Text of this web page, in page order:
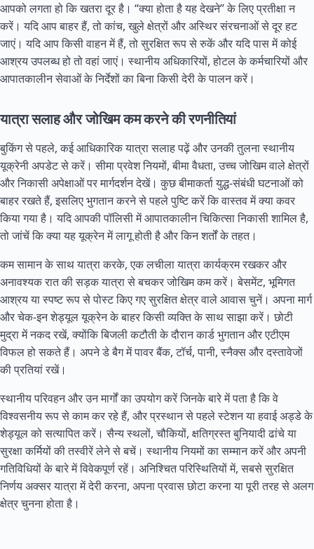
आपको लगता हो कि खतरा दूर है। “क्या होता है यह देखने” के लिए प्रतीक्षा न
करें। यदि आप बाहर हैं, तो कांच, खुले क्षेत्रों और अस्थिर संरचनाओं से दूर हट
जाएं। यदि आप किसी वाहन में हैं, तो सुरक्षित रूप से रुकें और यदि पास में कोई
आश्रय उपलब्ध हो तो वहां जाएं। स्थानीय अधिकारियों, होटल के कर्मचारियों और
आपातकालीन सेवाओं के निर्देशों का बिना किसी देरी के पालन करें।
यात्रा सलाह और जोखिम कम करने की रणनीतियां
बुकिंग से पहले, कई आधिकारिक यात्रा सलाह पढ़ें और उनकी तुलना स्थानीय
यूक्रेनी अपडेट से करें। सीमा प्रवेश नियमों, बीमा वैधता, उच्च जोखिम वाले क्षेत्रों
और निकासी अपेक्षाओं पर मार्गदर्शन देखें। कुछ बीमाकर्ता युद्ध-संबंधी घटनाओं को
बाहर रखते हैं, इसलिए भुगतान करने से पहले पुष्टि करें कि वास्तव में क्या कवर
किया गया है। यदि आपकी पॉलिसी में आपातकालीन चिकित्सा निकासी शामिल है,
तो जांचें कि क्या यह यूक्रेन में लागू होती है और किन शर्तों के तहत।
कम सामान के साथ यात्रा करके, एक लचीला यात्रा कार्यक्रम रखकर और
अनावश्यक रात की सड़क यात्रा से बचकर जोखिम कम करें। बेसमेंट, भूमिगत
आश्रय या स्पष्ट रूप से पोस्ट किए गए सुरक्षित क्षेत्र वाले आवास चुनें। अपना मार्ग
और चेक-इन शेड्यूल यूक्रेन के बाहर किसी व्यक्ति के साथ साझा करें। छोटी
मुद्रा में नकद रखें, क्योंकि बिजली कटौती के दौरान कार्ड भुगतान और एटीएम
विफल हो सकते हैं। अपने डे बैग में पावर बैंक, टॉर्च, पानी, स्नैक्स और दस्तावेजों
की प्रतियां रखें।
स्थानीय परिवहन और उन मार्गों का उपयोग करें जिनके बारे में पता है कि वे
विश्वसनीय रूप से काम कर रहे हैं, और प्रस्थान से पहले स्टेशन या हवाई अड्डे के
शेड्यूल को सत्यापित करें। सैन्य स्थलों, चौकियों, क्षतिग्रस्त बुनियादी ढांचे या
सुरक्षा कर्मियों की तस्वीरें लेने से बचें। स्थानीय नियमों का सम्मान करें और अपनी
गतिविधियों के बारे में विवेकपूर्ण रहें। अनिश्चित परिस्थितियों में, सबसे सुरक्षित
निर्णय अक्सर यात्रा में देरी करना, अपना प्रवास छोटा करना या पूरी तरह से अलग
क्षेत्र चुनना होता है।